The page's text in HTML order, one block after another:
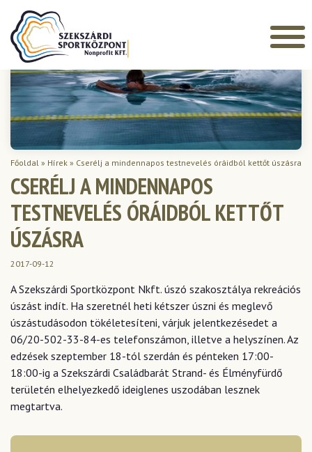
Főoldal » Hírek » Cserélj a mindennapos testnevelés óráidból kettőt úszásra
CSERÉLJ A MINDENNAPOS
TESTNEVELÉS ÓRÁIDBÓL KETTŐT
ÚSZÁSRA
2017-09-12
A Szekszárdi Sportközpont Nkft. úszó szakosztálya rekreációs
úszást indít. Ha szeretnél heti kétszer úszni és meglevő
úszástudásodon tökéletesíteni, várjuk jelentkezésedet a
06/20-502-33-84-es telefonszámon, illetve a helyszínen. Az
edzések szeptember 18-tól szerdán és pénteken 17:00-
18:00-ig a Szekszárdi Családbarát Strand- és Élményfürdő
területén elhelyezkedő ideiglenes uszodában lesznek
megtartva.